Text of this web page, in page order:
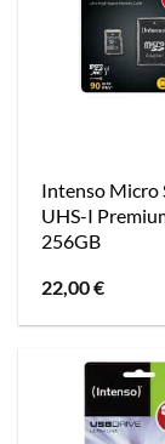
Intenso Micro
UHS-I
256GB
22,00€